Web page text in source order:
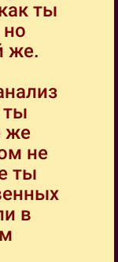
ты
же.
ты
же
не
ты
в